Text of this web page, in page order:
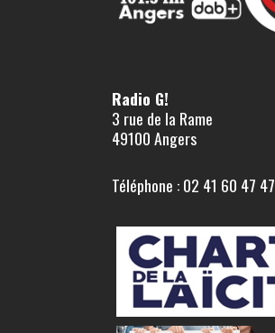
Radio G!
3 rue de la Rame
49100 Angers
Téléphone : 02 41 60 47 47